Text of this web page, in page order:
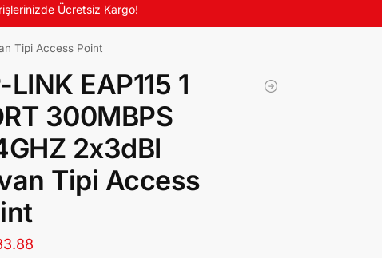
Ücretsiz Kargo!
Tipi Access Point
LINK EAP115 1
300MBPS
2x3dBI
Tipi Access